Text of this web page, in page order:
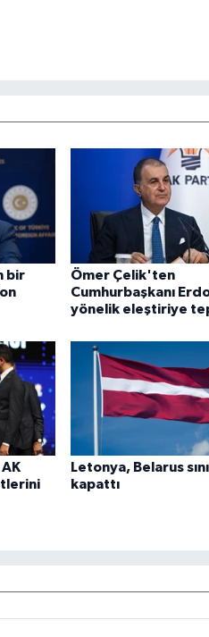
bir
Ömer Çelik'ten
Cumhurbaşkanı
yönelik eleştiriye
Letonya, Belarus
kapattı